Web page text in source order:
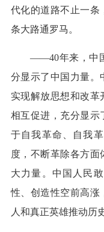
代化的道路不止一条
条大路通罗马。
——40年来，中
分显示了中国力量。
实现解放思想和改革
相互促进，充分显示
于自我革命、自我
度，不断革除各方面
大力量。中国人民
性、创造性空前高涨
人和真正英雄推动历